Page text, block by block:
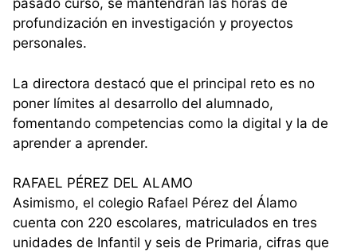
pasado curso, se mantendrán las horas de
profundización en investigación y proyectos
personales.
La directora destacó que el principal reto es no
poner límites al desarrollo del alumnado,
fomentando competencias como la digital y la de
aprender a aprender.
RAFAEL PÉREZ DEL ALAMO
Asimismo, el colegio Rafael Pérez del Álamo
cuenta con 220 escolares, matriculados en tres
unidades de Infantil y seis de Primaria, cifras que